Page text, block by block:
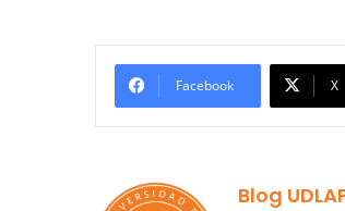
Facebook X
Blog